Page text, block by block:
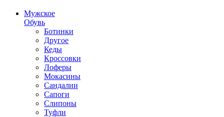
Мужское
Обувь
Ботинки
Другое
Кеды
Кроссовки
Лоферы
Мокасины
Сандалии
Сапоги
Слипоны
Туфли